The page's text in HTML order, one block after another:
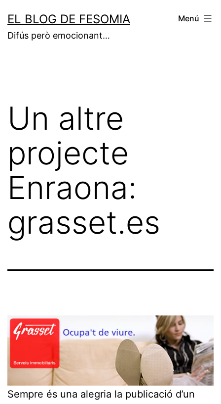
contingut
EL BLOG DE FESOMIA
Difús però emocionant…
Menú
Un altre
projecte
Enraona:
grasset.es
Sempre és una alegria la publicació d’un